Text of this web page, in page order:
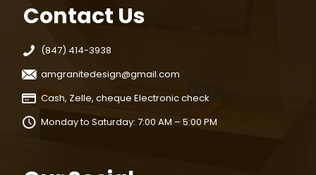
Contact Us
(847) 414-3938
amgranitedesign@gmail.com
Cash, Zelle, cheque Electronic check
Monday to Saturday: 7:00 AM – 5:00 PM